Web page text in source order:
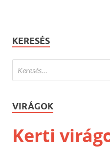
KERESÉS
VIRÁGOK
Kerti